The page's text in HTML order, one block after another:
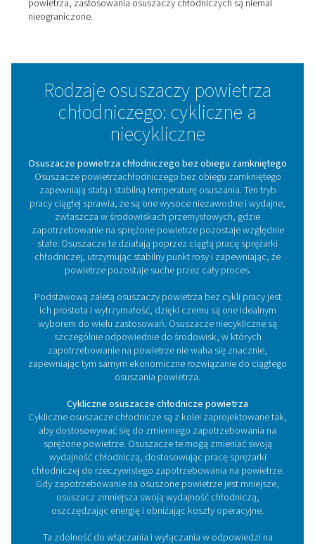
The COOL 12-272 series offers an economic, non-
dryer solution designed to efficiently remove moisture
compressed air system. Built with Pneumatech’s
reliability, the COOL range provides a cost-effective
dry, clean air, making it an ideal choice for
performance and longevity of your equipment.